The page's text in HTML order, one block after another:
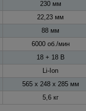
230 мм
22,23 мм
88 мм
6000 об./мин
18 + 18 В
Li-Ion
565 x 248 x 285 мм
5,6 кг